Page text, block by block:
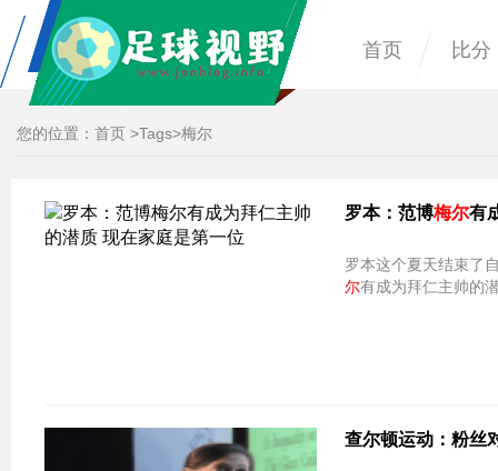
首页 比分
您的位置： 首页 >Tags>梅尔
罗本：范博梅尔有
罗本这个夏天结束了
尔有成为拜仁主帅的
查尔顿运动：粉丝